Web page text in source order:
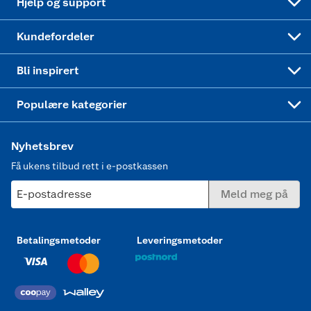
Kundefordeler
Bli inspirert
Populære kategorier
Nyhetsbrev
Få ukens tilbud rett i e-postkassen
E-postadresse Meld meg på
Betalingsmetoder Leveringsmetoder